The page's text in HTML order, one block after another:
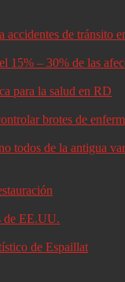
de tránsito
15% – 30% de las
para la salud en RD
brotes de
todos de la antigua
de EE.UU.
de Espaillat